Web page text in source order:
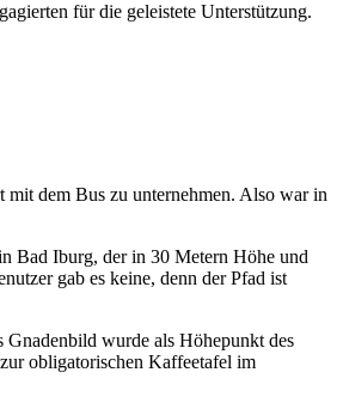
für die geleistete Unterstützung.
mit dem Bus zu unternehmen. Also war in
Bad Iburg, der in 30 Metern Höhe und
gab es keine, denn der Pfad ist
wurde als Höhepunkt des
obligatorischen Kaffeetafel im